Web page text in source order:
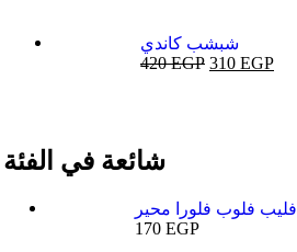
شبشب كاندي
420EGP 310 EGP
شائعة في الفئة
فليب فلوب فلورا محير
170 EGP